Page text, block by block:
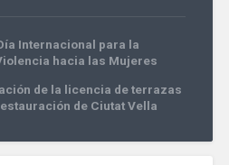
Internacional para la
hacia las Mujeres
de la licencia de terrazas
de Ciutat Vella